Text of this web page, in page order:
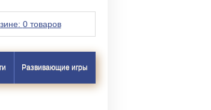
0 товаров
Развивающие игры